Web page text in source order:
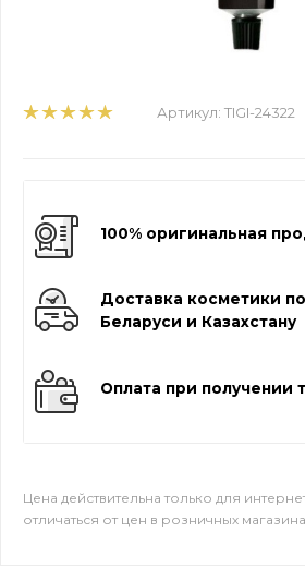
Артикул: TIGI-24322
100% оригинальная
Доставка косметики
Беларуси и Казахстану
Оплата при получении
Цена действительна только для
отличаться от цен в розничных